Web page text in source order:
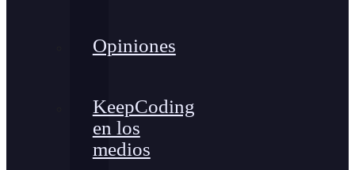
Opiniones
KeepCoding
en los
medios